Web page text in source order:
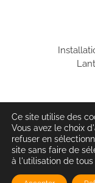
©
Ce site utilise des
Vous avez le choix
refuser en
site sans faire de
à l'utilisation de tous